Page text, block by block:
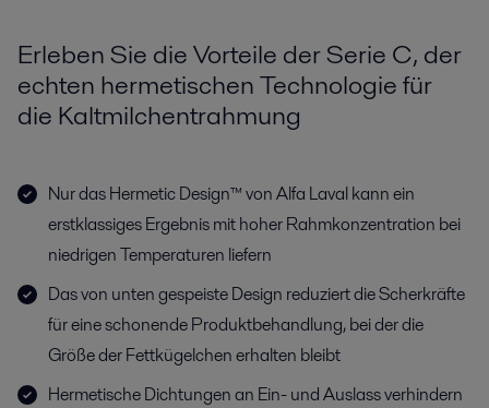
Erleben Sie die Vorteile der Serie C, der
echten hermetischen Technologie für
die Kaltmilchentrahmung
Nur das Hermetic Design™ von Alfa Laval kann ein
erstklassiges Ergebnis mit hoher Rahmkonzentration bei
niedrigen Temperaturen liefern
Das von unten gespeiste Design reduziert die Scherkräfte
für eine schonende Produktbehandlung, bei der die
Größe der Fettkügelchen erhalten bleibt
Hermetische Dichtungen an Ein- und Auslass verhindern